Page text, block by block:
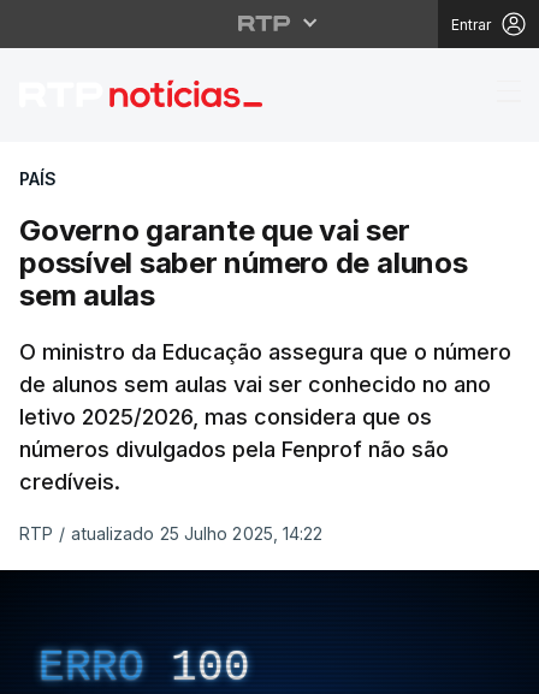
Entrar
Governo garante que
PAÍS
Governo garante que vai ser
possível saber número de alunos
sem aulas
O ministro da Educação assegura que o número
de alunos sem aulas vai ser conhecido no ano
letivo 2025/2026, mas considera que os
números divulgados pela Fenprof não são
credíveis.
RTP / atualizado 25 Julho 2025, 14:22
ERRO 100